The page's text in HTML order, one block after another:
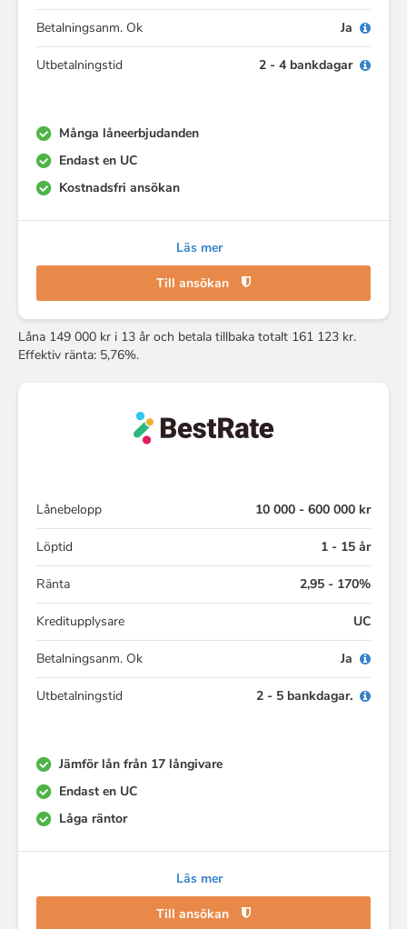
Betalningsanm. Ok Ja
Utbetalningstid 2 - 4 bankdagar
Många låneerbjudanden
Endast en UC
Kostnadsfri ansökan
Läs mer
Till ansökan
Låna 149 000 kr i 13 år och betala tillbaka totalt 161 123 kr.
Effektiv ränta: 5,76%.
Lånebelopp 10 000 - 600 000 kr
Löptid 1 - 15 år
Ränta 2,95 - 170%
Kreditupplysare UC
Betalningsanm. Ok Ja
Utbetalningstid 2 - 5 bankdagar.
Jämför lån från 17 långivare
Endast en UC
Låga räntor
Läs mer
Till ansökan